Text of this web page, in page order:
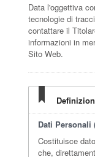
Data l'oggettiva
tecnologie di
contattare il
informazioni in
Sito Web.
Dati Personali
Costituisce
che,